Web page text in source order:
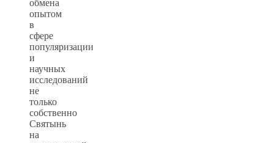
обмена
опытом
в
сфере
популяризации
и
научных
исследований
не
только
собственно
Святынь
на